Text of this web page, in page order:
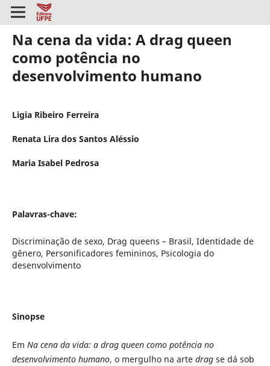
Na cena da vida: A drag queen
como potência no
desenvolvimento humano
Ligia Ribeiro Ferreira
Renata Lira dos Santos Aléssio
Maria Isabel Pedrosa
Palavras-chave:
Discriminação de sexo, Drag queens – Brasil, Identidade de
gênero, Personificadores femininos, Psicologia do
desenvolvimento
Sinopse
Em Na cena da vida: a drag queen como potência no
desenvolvimento humano, o mergulho na arte drag se dá sob